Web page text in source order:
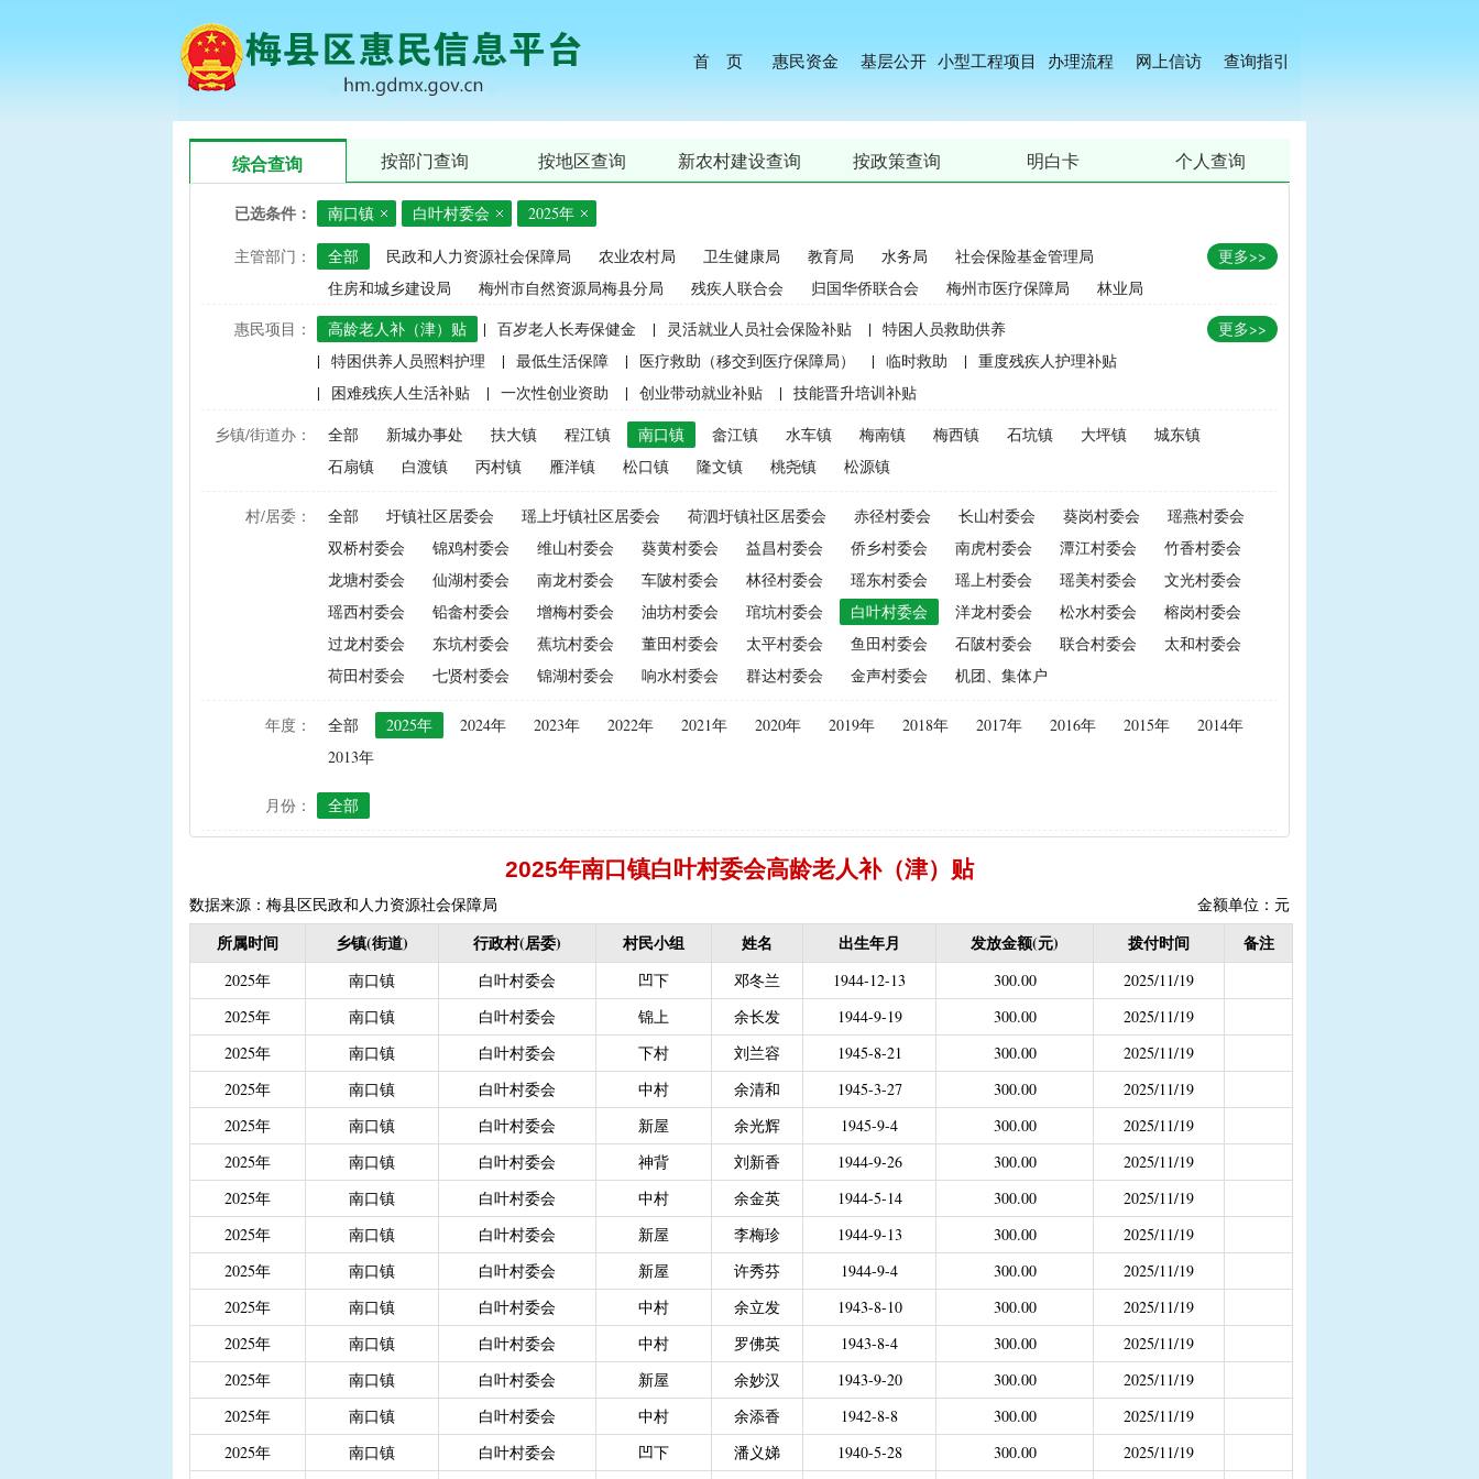
首 页 惠民资金 基层公开 小型工程项目 办理流程 网上信访 查询指引
综合查询 按部门查询 按地区查询 新农村建设查询 按政策查询 明白卡 个人查询
已选条件： 南口镇 白叶村委会 2025年
主管部门： 全部 民政和人力资源社会保障局 农业农村局 卫生健康局 教育局 水务局
社会保险基金管理局
住房和城乡建设局
梅州市自然资源局梅县分局 残疾人联合会 归国华侨联合会 梅州市医疗保障局 林业局
更多>>
惠民项目： 高龄老人补（津）贴 | 百岁老人长寿保健金 | 灵活就业人员社会保险补贴 | 特困人员救助供养
| 特困供养人员照料护理 | 最低生活保障 | 医疗救助（移交到医疗保障局） | 临时救助 | 重度残疾人护理补贴
|
困难残疾人生活补贴 | 一次性创业资助 | 创业带动就业补贴 | 技能晋升培训补贴
建档立卡家庭经济困难学生精准资助（2021年秋季学期起不再实施） | 中等职业学校国家助学金 | 畜牧品种改良经费
中央财政水稻、玉米、小麦良种补贴（2015年更改为“耕地地力保护补贴”） | 屠宰环节病害猪无害化处理补助
农资综合直补及种粮直补（2015年更改为“耕地地力保护补贴”） | 优质后备母奶牛饲养补贴 | 政策性能繁母猪保险费补贴
禁渔渔民生产生活补助 | 建档立卡贫困户 | 政策性家禽、生猪养殖保险保费补贴 | 农机购置补贴
耕地地力保护补贴
“两不具备”贫困村庄搬迁（已结束） | 生猪规模化养殖场无害化处理补助
省定贫困村创建社会主义新农村示范村建设项目计划表
农村部分计划生育家庭奖励
接生员和赤脚医生生活困难补助资金 | 城镇独生子女父母计划生育奖励（2013年至2020年按季度公开）
计划生育手术并发症人员特别扶助 | 村卫生站医生补贴资金 | 计划生育家庭特别扶助
计划生育家庭特别扶助（2013年至2020年按季度公开）
城镇独生子女父母计划生育奖励
普通高中建档立卡和非建档立卡免学杂费补助
| 高中残疾学生免学杂费补助（合并到“普通高中建档立卡和非建档立卡免学杂费补助”） | 中等职业学校学生免学费补助
建档立卡学生生活费（2016年至2021年，已结束） | 大中型水库移民后期扶持资金
| 城乡居民保险养老金 |
重度残疾人护理补贴（2013年至2016年，已移至民政局）
重度残疾人医疗保险
| 南粤扶残助学工程（高等教育阶段残疾学生补贴） | 低保残疾人生活津贴（2013年至2016年，已移至民政局）
| 重度残疾人、精神和智力残疾人缴纳城乡居民基本养老保险费 | 广东省贫困归侨扶贫救助专项补助
| 城乡居民医保大病保险 | 城乡居民医保零星报销 | 困难群众医疗救助
城乡居民医保大病保险（2021年4月之前社保局公开的数据） | 城乡居民医保零星报销（2021年4月之前社保局公开的数据）
省级生态公益林效益补偿专项资金
更多>>
乡镇/街道办： 全部 新城办事处 扶大镇 程江镇 南口镇 畲江镇 水车镇 梅南镇 梅西镇 石坑镇 大坪镇
城东镇
石扇镇
白渡镇 丙村镇 雁洋镇 松口镇 隆文镇 桃尧镇 松源镇
村/居委： 全部 圩镇社区居委会 瑶上圩镇社区居委会 荷泗圩镇社区居委会 赤径村委会 长山村委会 葵岗村委会
瑶燕村委会
双桥村委会
锦鸡村委会 维山村委会 葵黄村委会 益昌村委会 侨乡村委会 南虎村委会 潭江村委会
竹香村委会
龙塘村委会
仙湖村委会 南龙村委会 车陂村委会 林径村委会 瑶东村委会 瑶上村委会 瑶美村委会
文光村委会
瑶西村委会
铅畲村委会 增梅村委会 油坊村委会 琯坑村委会 白叶村委会 洋龙村委会 松水村委会
榕岗村委会
过龙村委会
东坑村委会 蕉坑村委会 董田村委会 太平村委会 鱼田村委会 石陂村委会 联合村委会
太和村委会
荷田村委会
七贤村委会 锦湖村委会 响水村委会 群达村委会 金声村委会 机团、集体户
年度： 全部 2025年 2024年 2023年 2022年 2021年 2020年 2019年 2018年 2017年 2016年 2015年
2014年
2013年
月份： 全部
2025年南口镇白叶村委会高龄老人补（津）贴
数据来源：梅县区民政和人力资源社会保障局 金额单位：元
所属时间 乡镇(街道) 行政村(居委) 村民小组 姓名 出生年月 发放金额(元) 拨付时间 备注
2025年 南口镇 白叶村委会 凹下 邓冬兰 1944-12-13 300.00
2025/11/19
2025年
南口镇 白叶村委会 锦上 余长发 1944-9-19 300.00
2025/11/19
2025年
南口镇 白叶村委会 下村 刘兰容 1945-8-21 300.00
2025/11/19
2025年
南口镇 白叶村委会 中村 余清和 1945-3-27 300.00
2025/11/19
2025年
南口镇 白叶村委会 新屋 余光辉 1945-9-4 300.00
2025/11/19
2025年
南口镇 白叶村委会 神背 刘新香 1944-9-26 300.00
2025/11/19
2025年
南口镇 白叶村委会 中村 余金英 1944-5-14 300.00
2025/11/19
2025年
南口镇 白叶村委会 新屋 李梅珍 1944-9-13 300.00
2025/11/19
2025年
南口镇 白叶村委会 新屋 许秀芬 1944-9-4 300.00
2025/11/19
2025年
南口镇 白叶村委会 中村 余立发 1943-8-10 300.00
2025/11/19
2025年
南口镇 白叶村委会 中村 罗佛英 1943-8-4 300.00
2025/11/19
2025年
南口镇 白叶村委会 新屋 余妙汉 1943-9-20 300.00
2025/11/19
2025年
南口镇 白叶村委会 中村 余添香 1942-8-8 300.00
2025/11/19
2025年
南口镇 白叶村委会 凹下 潘义娣 1940-5-28 300.00
2025/11/19